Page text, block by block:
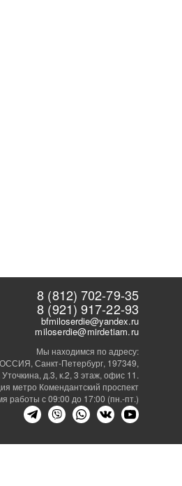
8 (812) 702-79-35
8 (921) 917-22-93
bfmiloserdie@yandex.ru
miloserdie@mirdetiam.ru
Мы находимся по адресу:
Санкт-Петербург, 197349,
Уточкина, д.3, к.2, 3 этаж, офис 11.
метро Комендантский проспект
работы с 09:00 до 17:00 (пн.-пт.)